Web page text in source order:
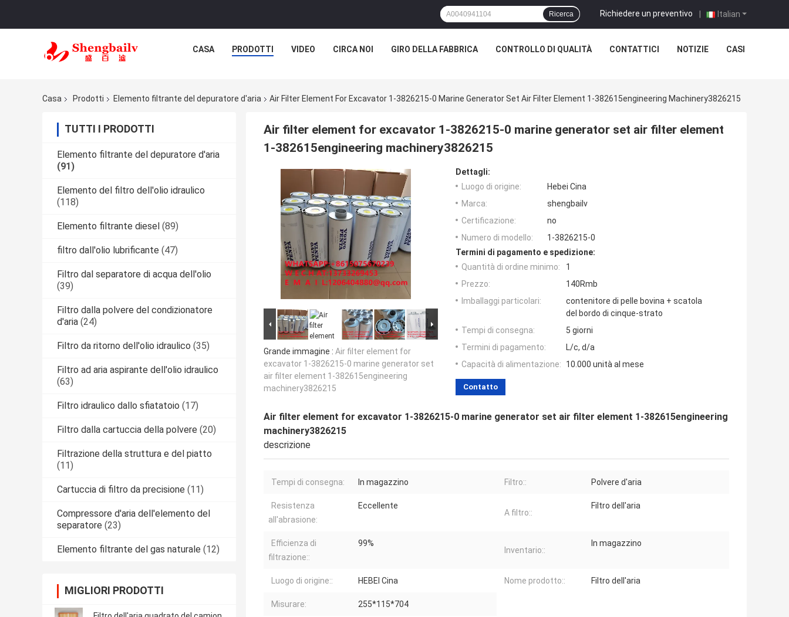
Italian
Richiedere un preventivo |
Ricerca
CASA PRODOTTI VIDEO CIRCA NOI GIRO DELLA FABBRICA CONTROLLO DI QUALITÀ CONTATTICI NOTIZIE CASI
Casa Prodotti Elemento filtrante del depuratore d'aria Air Filter Element For Excavator 1-3826215-0 Marine Generator Set Air Filter Element 1-382615engineering Machinery3826215
TUTTI I PRODOTTI
Elemento filtrante del depuratore d'aria
(91)
Elemento del filtro dell'olio idraulico
(118)
Elemento filtrante diesel (89)
filtro dall'olio lubrificante (47)
Filtro dal separatore di acqua dell'olio
(39)
Filtro dalla polvere del condizionatore
d'aria (24)
Filtro da ritorno dell'olio idraulico (35)
Filtro ad aria aspirante dell'olio idraulico
(63)
Filtro idraulico dallo sfiatatoio (17)
Filtro dalla cartuccia della polvere (20)
Filtrazione della struttura e del piatto
(11)
Cartuccia di filtro da precisione (11)
Compressore d'aria dell'elemento del
separatore (23)
Elemento filtrante del gas naturale (12)
MIGLIORI PRODOTTI
Air filter element for excavator 1-3826215-0 marine generator set air filter element
1-382615engineering machinery3826215
Grande immagine : Air filter element for
excavator 1-3826215-0 marine generator set
air filter element 1-382615engineering
machinery3826215
Dettagli:
Luogo di origine:
Hebei Cina
Marca:
shengbailv
Certificazione:
no
Numero di modello:
1-3826215-0
Termini di pagamento e spedizione:
Quantità di ordine minimo:
1
Prezzo:
140Rmb
Imballaggi particolari:
contenitore di pelle bovina + scatola
del bordo di cinque-strato
Tempi di consegna:
5 giorni
Termini di pagamento:
L/c, d/a
Capacità di alimentazione:
10.000 unità al mese
Contatto
Air filter element for excavator 1-3826215-0 marine generator set air filter element 1-382615engineering
machinery3826215
descrizione
Tempi di consegna: In magazzino Filtro:: Polvere d'aria
Resistenza
all'abrasione:
Eccellente
A filtro::
Filtro dell'aria
Efficienza di
filtrazione::
99%
Inventario::
In magazzino
Luogo di origine:: HEBEI Cina Nome prodotto:: Filtro dell'aria
Misurare:
255*115*704
D1 (мм): 195.000 D2 (мм): 105.000 D3 (мм): 100.000 H1 (мм): 710.000